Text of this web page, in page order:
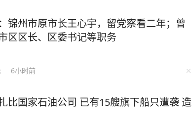
锦州市原市长王心宇，留党察看二年；曾
区区长、区委书记等职务
6小时前
比国家石油公司 已有15艘旗下船只遭袭 造